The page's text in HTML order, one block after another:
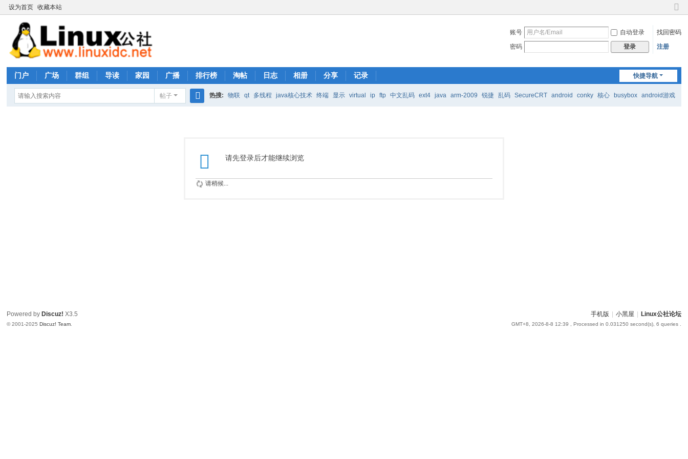
设为首页 收藏本站
切
到
账号 自动登录
找回密码
密码
登录 注册
快捷导航
门户 广场 群组 导读 家园 广播 排行榜 淘帖 日志 相册 分享 记录
帖子 热搜: 物联 qt 多线程 java核心技术 终端 显示 virtual ip ftp 中文乱码 ext4 java arm-2009 锐捷 乱码 SecureCRT android conky 核心 busybox android游戏
请先登录后才能继续浏览
请稍候...
手机版 小黑屋 Linux公社论坛
GMT+8, 2026-8-8 12:39 , Processed in 0.031250 second(s), 6 queries .
Powered by Discuz! X3.5
© 2001-2025Discuz! Team